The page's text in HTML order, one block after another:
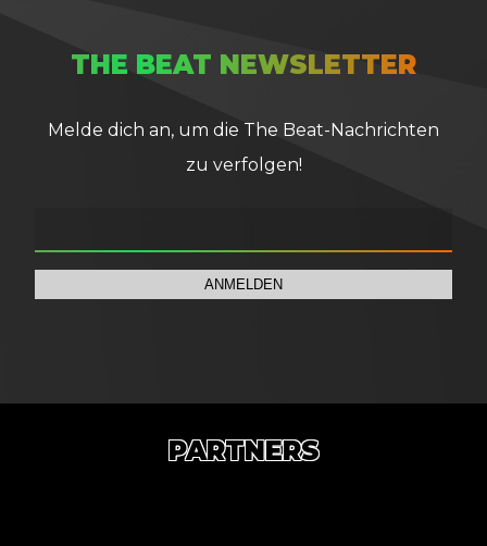
THE BEAT NEWSLETTER
Melde dich an, um die The Beat-Nachrichten
zu verfolgen!
ANMELDEN
PARTNERS